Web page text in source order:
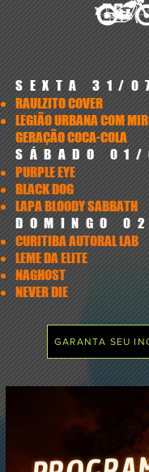
SEXTA 31/
RAULZITO COVER
LEGIÃO URBANA COM
GERAÇÃO COCA-COLA
SÁBADO
PURPLE EYE
BLACK DOG
LAPA BLOODY SABBATH
DOMINGO
CURITIBA AUTORAL LAB
LEME DA ELITE
NAGHOST
NEVER DIE
GARANTA SEU